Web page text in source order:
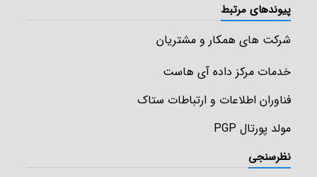
پیوندهای مرتبط
شرکت های همکار و مشتریان
خدمات مرکز داده آی هاست
فناوران اطلاعات و ارتباطات ستاک
مولد پورتال PGP
نظرسنجی